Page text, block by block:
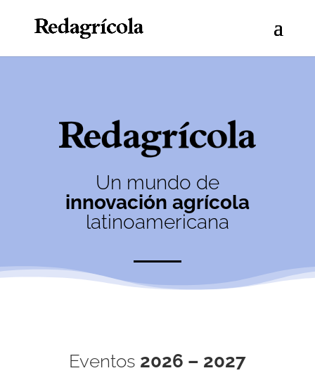
Un mundo de
innovación agrícola
latinoamericana
Eventos 2026 – 2027